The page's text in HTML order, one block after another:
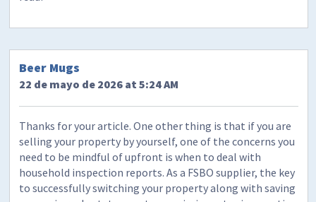
Beer Mugs
22 de mayo de 2026 at 5:24 AM
Thanks for your article. One other thing is that if you are
selling your property by yourself, one of the concerns you
need to be mindful of upfront is when to deal with
household inspection reports. As a FSBO supplier, the key
to successfully switching your property along with saving